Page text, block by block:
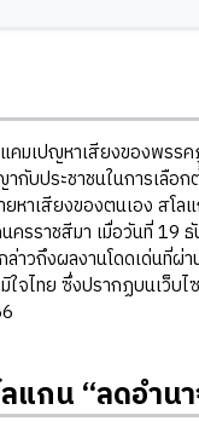
คมเปญหาเสียงของพรร
กับประชาชนในการเลือ
ยหาเสียงของตนเอง สโ
ครราชสีมา เมื่อวันที่
าวถึงผลงานโดดเด่นที่
จไทย ซึ่งปรากฏบนเว็บ
แกน “ลดอำน